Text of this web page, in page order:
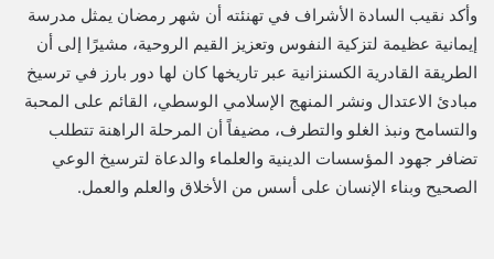
وأكد نقيب السادة الأشراف في تهنئته أن شهر رمضان يمثل مدرسة
إيمانية عظيمة لتزكية النفوس وتعزيز القيم الروحية، مشيرًا إلى أن
الطريقة القادرية الكسنزانية عبر تاريخها كان لها دور بارز في ترسيخ
مبادئ الاعتدال ونشر المنهج الإسلامي الوسطي، القائم على المحبة
والتسامح ونبذ الغلو والتطرف، مضيفاً أن المرحلة الراهنة تتطلب
تضافر جهود المؤسسات الدينية والعلماء والدعاة لترسيخ الوعي
الصحيح وبناء الإنسان على أسس من الأخلاق والعلم والعمل.